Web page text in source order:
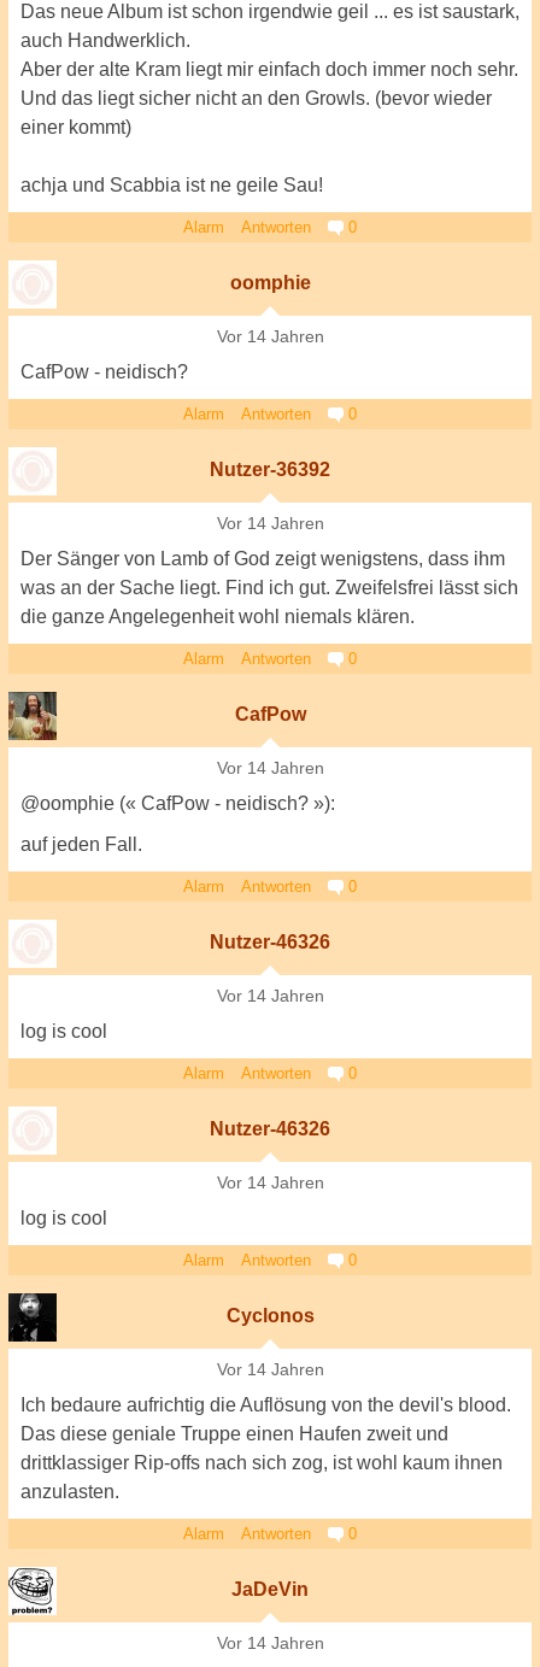
Das neue Album ist schon irgendwie geil ... es ist saustark,
auch Handwerklich.
Aber der alte Kram liegt mir einfach doch immer noch sehr.
Und das liegt sicher nicht an den Growls. (bevor wieder
einer kommt)
achja und Scabbia ist ne geile Sau!
Alarm Antworten 0
oomphie
Vor 14 Jahren
CafPow - neidisch?
Alarm Antworten 0
Nutzer-36392
Vor 14 Jahren
Der Sänger von Lamb of God zeigt wenigstens, dass ihm
was an der Sache liegt. Find ich gut. Zweifelsfrei lässt sich
die ganze Angelegenheit wohl niemals klären.
Alarm Antworten 0
CafPow
Vor 14 Jahren
@oomphie (« CafPow - neidisch? »):
auf jeden Fall.
Alarm Antworten 0
Nutzer-46326
Vor 14 Jahren
log is cool
Alarm Antworten 0
Nutzer-46326
Vor 14 Jahren
log is cool
Alarm Antworten 0
Cyclonos
Vor 14 Jahren
Ich bedaure aufrichtig die Auflösung von the devil's blood.
Das diese geniale Truppe einen Haufen zweit und
drittklassiger Rip-offs nach sich zog, ist wohl kaum ihnen
anzulasten.
Alarm Antworten 0
JaDeVin
Vor 14 Jahren